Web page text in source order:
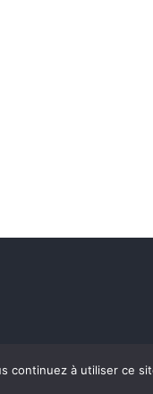
continuez à utiliser ce